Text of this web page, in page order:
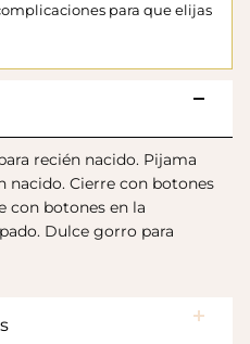
para que elijas
recién nacido. Pijama
nacido. Cierre con botones
con botones en la
Dulce gorro para